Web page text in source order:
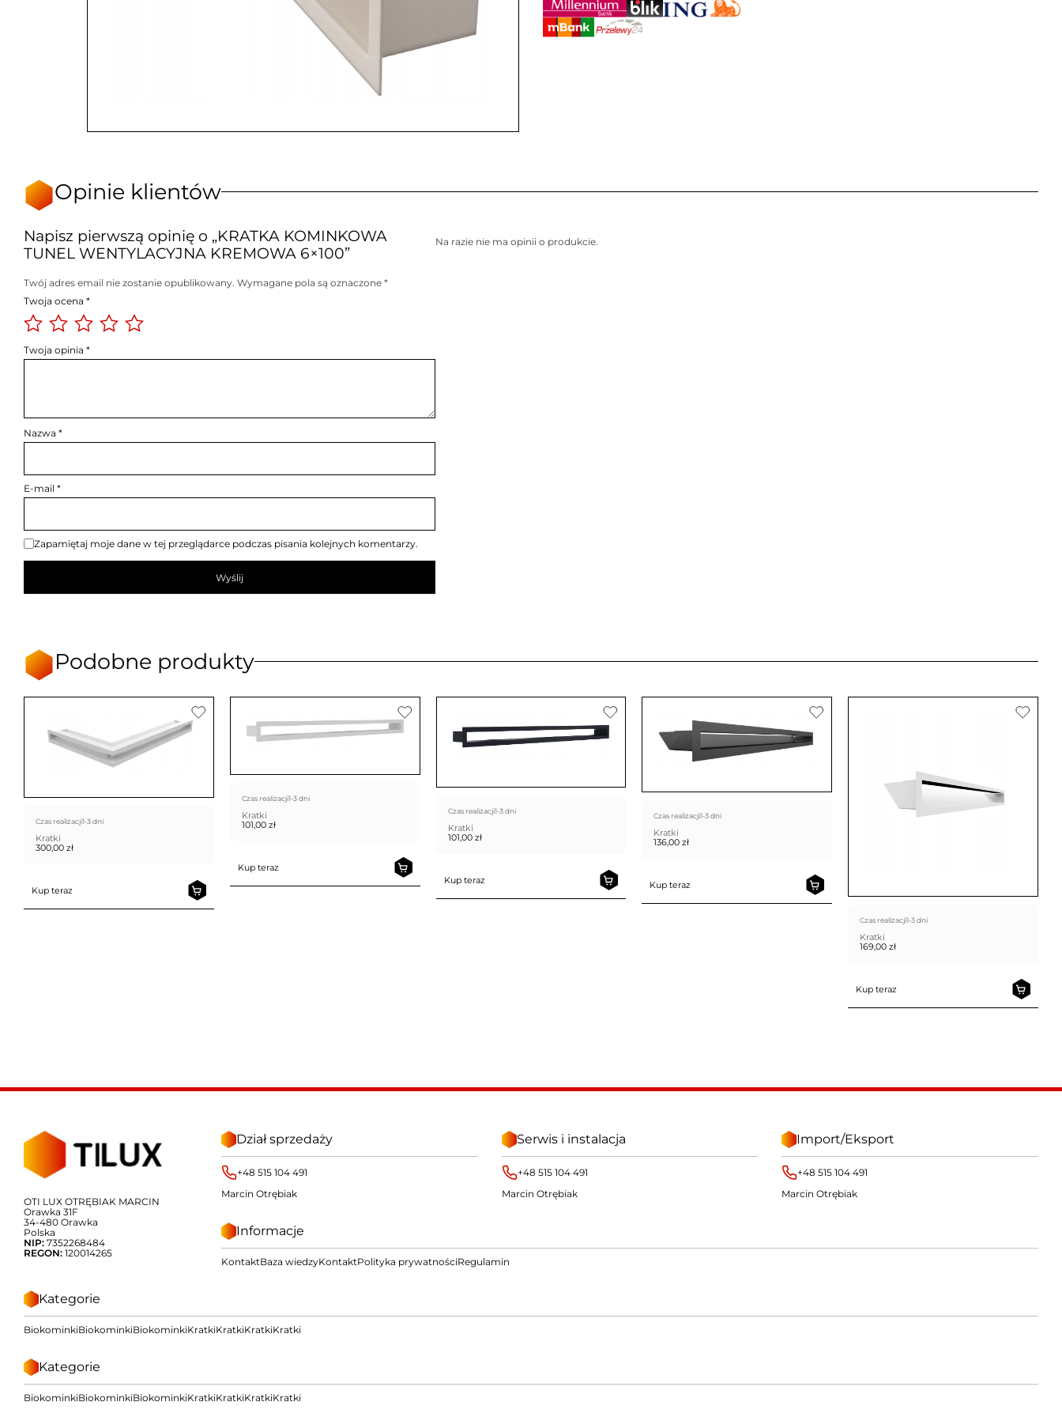
Opinie klientów
Na razie nie ma opinii o produkcie.
Napisz pierwszą opinię o „KRATKA KOMINKOWA
TUNEL WENTYLACYJNA KREMOWA 6×100”
Twój adres email nie zostanie opublikowany. Wymagane pola są oznaczone *
Twoja ocena *
Twoja opinia *
Nazwa *
E-mail *
Zapamiętaj moje dane w tej przeglądarce podczas pisania kolejnych komentarzy.
Podobne produkty
Czas realizacji1-3 dni
Kratki
300,00 zł
Kup teraz
Czas realizacji1-3 dni
Kratki
101,00 zł
Kup teraz
Czas realizacji1-3 dni
Kratki
101,00 zł
Kup teraz
Czas realizacji1-3 dni
Kratki
136,00zł
Kup teraz
Czas realizacji1-3 dni
Kratki
169,00zł
Kup teraz
OTI LUX OTRĘBIAK MARCIN
Orawka 31F
34-480 Orawka
Polska
NIP: 7352268484
REGON: 120014265
Dział sprzedaży
+48 515 104 491
Marcin Otrębiak
Serwis i instalacja
+48 515 104 491
Marcin Otrębiak
Import/Eksport
+48 515 104 491
Marcin Otrębiak
Informacje
KontaktBaza wiedzyKontaktPolityka prywatnościRegulamin
Kategorie
BiokominkiBiokominkiBiokominkiKratkiKratkiKratkiKratki
Kategorie
BiokominkiBiokominkiBiokominkiKratkiKratkiKratkiKratki